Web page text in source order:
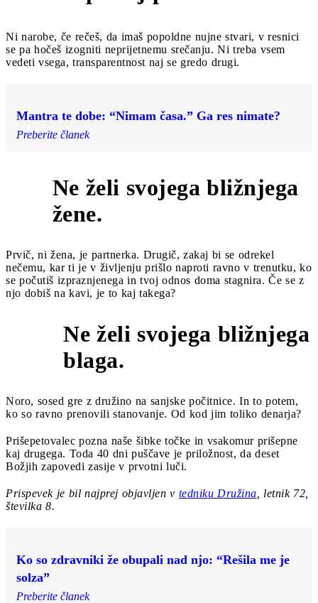
Ni narobe, če rečeš, da imaš popoldne nujne stvari, v resnici
se pa hočeš izogniti neprijetnemu srečanju. Ni treba vsem
vedeti vsega, transparentnost naj se gredo drugi.
Mantra te dobe: “Nimam časa.” Ga res nimate?
Preberite članek
Ne želi svojega bližnjega
žene.
Prvič, ni žena, je partnerka. Drugič, zakaj bi se odrekel
nečemu, kar ti je v življenju prišlo naproti ravno v trenutku, ko
se počutiš izpraznjenega in tvoj odnos doma stagnira. Če se z
njo dobiš na kavi, je to kaj takega?
Ne želi svojega bližnjega
blaga.
Noro, sosed gre z družino na sanjske počitnice. In to potem,
ko so ravno prenovili stanovanje. Od kod jim toliko denarja?
Prišepetovalec pozna naše šibke točke in vsakomur prišepne
kaj drugega. Toda 40 dni puščave je priložnost, da deset
Božjih zapovedi zasije v prvotni luči.
Prispevek je bil najprej objavljen v tedniku Družina , letnik 72,
številka 8.
Ko so zdravniki že obupali nad njo: “Rešila me je
solza”
Preberite članek